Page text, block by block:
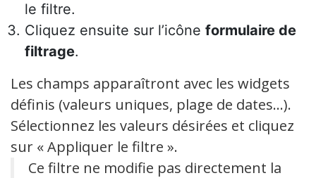
le filtre.
Cliquez ensuite sur l’icône formulaire de
filtrage.
Les champs apparaîtront avec les widgets
définis (valeurs uniques, plage de dates…).
Sélectionnez les valeurs désirées et cliquez
sur « Appliquer le filtre ».
Ce filtre ne modifie pas directement la